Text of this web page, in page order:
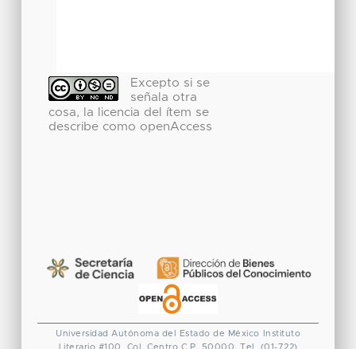
Excepto si se
señala otra
cosa, la licencia del ítem se
describe como openAccess
Universidad Autónoma del Estado de México
Instituto
Literario #100. Col. Centro C.P. 50000. Tel. (01-722)